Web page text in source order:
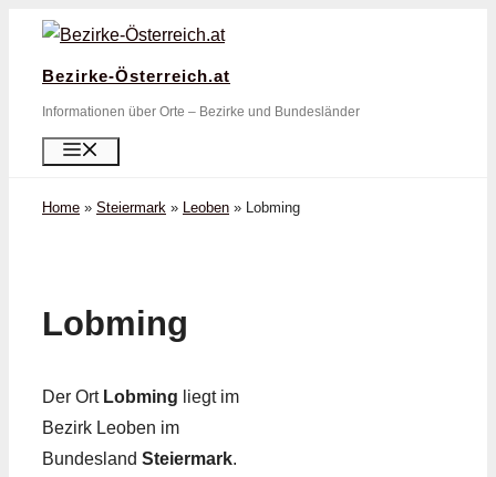
Zum
springen
Bezirke-Österreich.at
Informationen über Orte – Bezirke und Bundesländer
Home » Steiermark » Leoben » Lobming
Lobming
Der Ort Lobming liegt im
Bezirk Leoben im
Bundesland Steiermark.